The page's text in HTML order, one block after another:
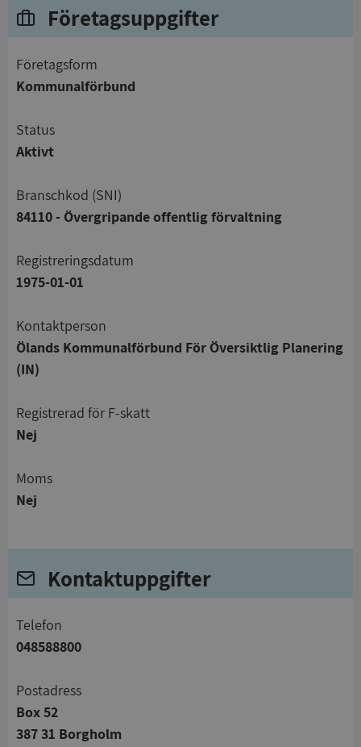
Företagsuppgifter
företagsform
Kommunalförbund
status
Aktivt
branschkod (SNI)
84110 - Övergripande offentlig förvaltning
registreringsdatum
1975-01-01
Kontaktperson
Ölands Kommunalförbund För Översiktlig Planering
(IN)
registrerad för F-skatt
Nej
Moms
Nej
Kontaktuppgifter
telefon
048588800
Postadress
Box 52
387 31 Borgholm